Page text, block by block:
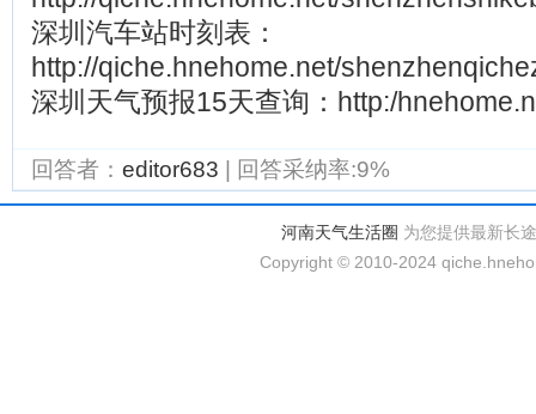
深圳汽车站时刻表：
http://qiche.hnehome.net/
深圳天气预报15天查询：http:/
回答者： editor683 | 回答采纳率:9%
河南天气生活圈 为您提供最新长
Copyright © 2010-2024